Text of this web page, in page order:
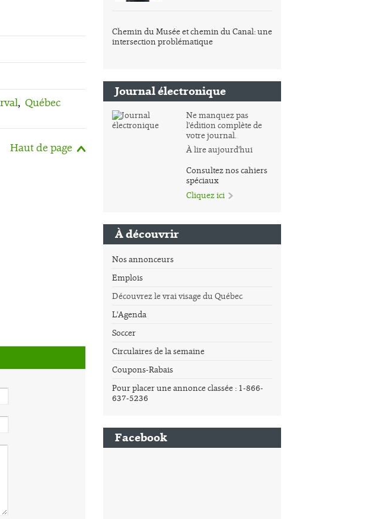
, Québec
Haut de page
Chemin du Musée et chemin du Canal: une
intersection problématique
Journal électronique
Ne manquez pas
l'édition complète de
votre journal.
À lire aujourd'hui
Consultez nos cahiers
spéciaux
Cliquez ici
À découvrir
Nos annonceurs
Emplois
Découvrez le vrai visage du Québec
L'Agenda
Soccer
Circulaires de la semaine
Coupons-Rabais
Pour placer une annonce classée : 1-866-
637-5236
Facebook